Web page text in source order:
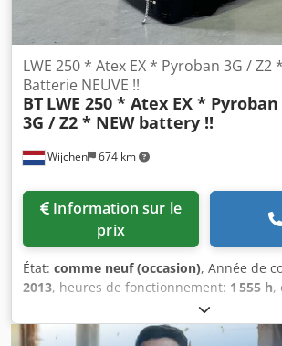
Wijchen 674 km
LWE 250 * Atex EX * Pyroban 3G / Z2 *
Batterie NEUVE !!
BT LWE 250 * Atex EX * Pyroban
3G / Z2 * NEW battery !!
prix
État: comme neuf (occasion), Année de
2013, heures de fonctionnement: 1 555 h,
, type de carburant:
modèle : BT LWE 250 * EX * Pyroban - 3G